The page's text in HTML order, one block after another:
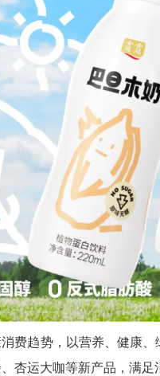
费趋势，以营养、健康
杏运大咖等新产品，满足